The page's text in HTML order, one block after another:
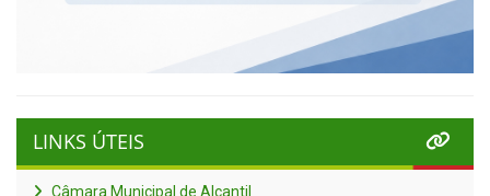
LINKS ÚTEIS
Câmara Municipal de Alcantil